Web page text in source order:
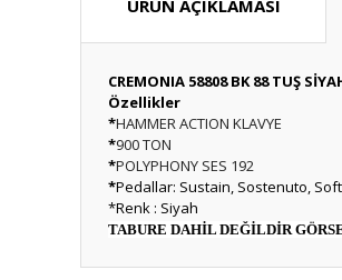
ÜRÜN AÇIKLAMASI
CREMONIA 58808 BK 88 TUŞ
Özellikler
*HAMMER ACTION KLAVYE
*900 TON
*POLYPHONY SES 192
*Pedallar: Sustain, Sostenuto, Soft
*Renk : Siyah
TABURE DAHİL DEĞİLDİR